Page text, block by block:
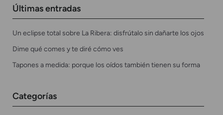
Últimas entradas
Un eclipse total sobre La Ribera: disfrútalo sin dañarte los ojos
Dime qué comes y te diré cómo ves
Tapones a medida: porque los oídos también tienen su forma
Categorías